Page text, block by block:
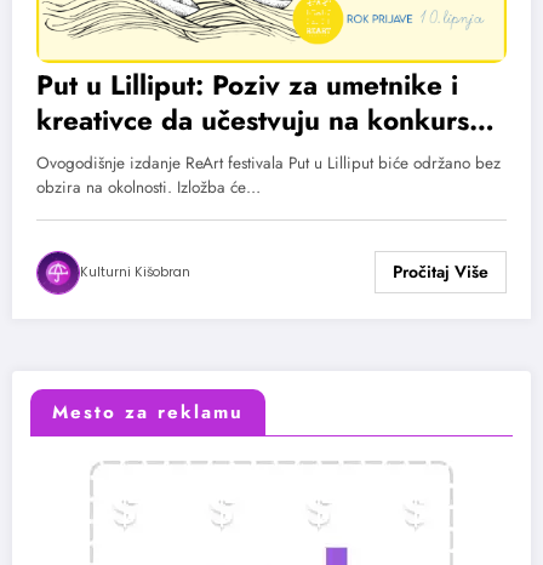
Put u Lilliput: Poziv za umetnike i
kreativce da učestvuju na konkursu
za izložbu minijatura
Ovogodišnje izdanje ReArt festivala Put u Lilliput biće održano bez
obzira na okolnosti. Izložba će…
Kulturni Kišobran
Mesto za reklamu